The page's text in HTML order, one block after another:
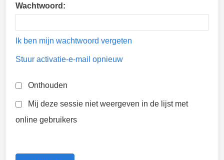
Wachtwoord:
Ik ben mijn wachtwoord vergeten
Stuur activatie-e-mail opnieuw
Onthouden
Mij deze sessie niet weergeven in de lijst met
online gebruikers